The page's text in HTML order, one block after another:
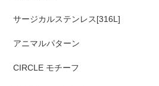
サージカルステンレス[316L]
アニマルパターン
CIRCLE モチーフ